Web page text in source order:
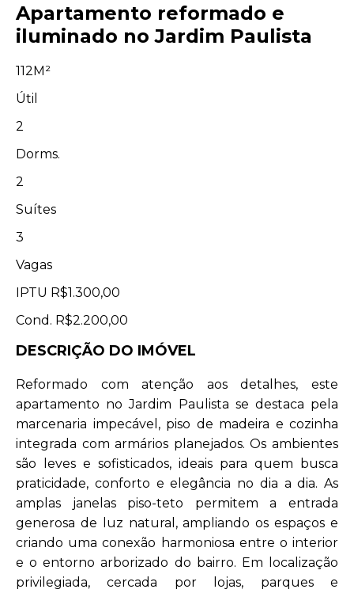
Apartamento reformado e
iluminado no Jardim Paulista
112M²
Útil
2
Dorms.
2
Suítes
3
Vagas
IPTU R$1.300,00
Cond. R$2.200,00
DESCRIÇÃO DO IMÓVEL
Reformado com atenção aos detalhes, este
apartamento no Jardim Paulista se destaca pela
marcenaria impecável, piso de madeira e cozinha
integrada com armários planejados. Os ambientes
são leves e sofisticados, ideais para quem busca
praticidade, conforto e elegância no dia a dia. As
amplas janelas piso-teto permitem a entrada
generosa de luz natural, ampliando os espaços e
criando uma conexão harmoniosa entre o interior
e o entorno arborizado do bairro. Em localização
privilegiada, cercada por lojas, parques e